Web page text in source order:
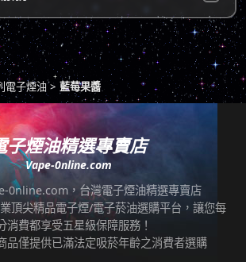
證件，取貨人必須是商品託運單上的收件
，收件人請勿使用暱稱、假名以免無法順利
貨。
示2：至便利店付款並取貨者，請確認您提
訂單時的暱稱與包裹是否一致，順利付款後
取貨。
示3：使用超商到店未取貨者，或會影響
「超商取貨信用」而導致無法再次使用超商取
貨服務，請顧客及時前往取貨。
何運輸配送方式皆有發生延誤之可能，我們
證訂單成立後會在24小時內出貨，但無法保
物流配送零機率延遲。
商告知門市人員您訂購時所填寫的聯絡電話
三碼，並付款取貨。
裹拆封請全程錄影，已確保雙方權益。
品若有任何瑕疵問題，請拍照/錄影並聯絡本
客服，以利於退/換貨保固處理。
天鑑賞期內有任何非人為問題，可免費退/換
。超過七天鑑賞期後若要退/換全新未拆封非
疵商品，將收取總金額的20%服務費，並需
自行承擔來回運費。
站所有商品在運送途中均有可能因為壓力改
而造成滲漏問題，如發現滲漏，請拍照/錄影
聯絡客服進行免費退換。有其他疑慮請聯絡
服。
電子煙油 藍莓果醬
子煙油精選專賣店
Vape-0nline.com
0nline.com，台灣電子煙油精選專賣店
頂尖精品電子煙/電子菸油選購平台，讓您每
消費都享受五星級保障服務！
品僅提供已滿法定吸菸年齡之消費者選購